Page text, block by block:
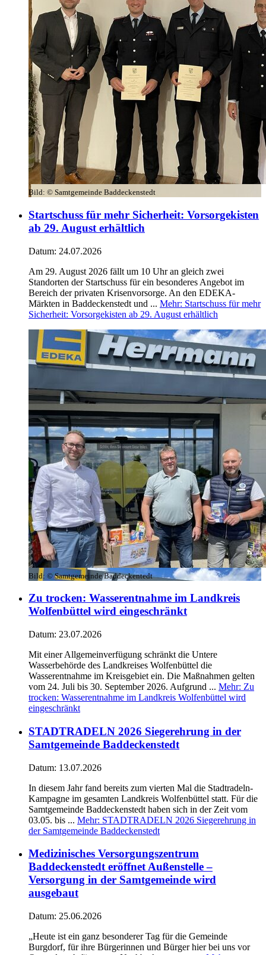
Bild: © Samtgemeinde Baddeckenstedt
Startschuss für mehr Sicherheit: Vorsorgekisten
ab 29. August erhältlich
Datum: 24.07.2026
Am 29. August 2026 fällt um 10 Uhr an gleich zwei
Standorten der Startschuss für ein besonderes Angebot im
Bereich der privaten Krisenvorsorge. An den EDEKA-
Märkten in Baddeckenstedt und ... Mehr: Startschuss für mehr
Sicherheit: Vorsorgekisten ab 29. August erhältlich
Bild: © Samtgemeinde Baddeckentedt
Zu trocken: Wasserentnahme im Landkreis
Wolfenbüttel wird eingeschränkt
Datum: 23.07.2026
Mit einer Allgemeinverfügung schränkt die Untere
Wasserbehörde des Landkreises Wolfenbüttel die
Wasserentnahme im Kreisgebiet ein. Die Maßnahmen gelten
vom 24. Juli bis 30. September 2026. Aufgrund ... Mehr: Zu
trocken: Wasserentnahme im Landkreis Wolfenbüttel wird
eingeschränkt
STADTRADELN 2026 Siegerehrung in der
Samtgemeinde Baddeckenstedt
Datum: 13.07.2026
In diesem Jahr fand bereits zum vierten Mal die Stadtradeln-
Kampagne im gesamten Landkreis Wolfenbüttel statt. Für die
Samtgemeinde Baddeckenstedt haben sich in der Zeit vom
03.05. bis ... Mehr: STADTRADELN 2026 Siegerehrung in
der Samtgemeinde Baddeckenstedt
Medizinisches Versorgungszentrum
Baddeckenstedt eröffnet Außenstelle –
Versorgung in der Samtgemeinde wird
ausgebaut
Datum: 25.06.2026
„Heute ist ein ganz besonderer Tag für die Gemeinde
Burgdorf, für ihre Bürgerinnen und Bürger hier bei uns vor